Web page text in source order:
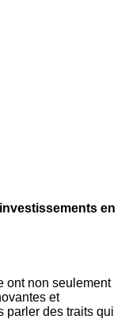
investissements en
ont non seulement
et
parler des traits qui